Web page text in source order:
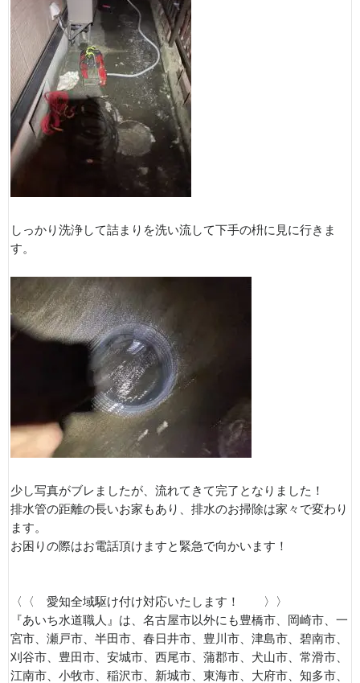
しっかり洗浄して詰まりを洗い流して下手の枡に見に行きま
す。
少し写真がブレましたが、流れてきて完了となりました！
排水管の距離の長いお家もあり、排水のお掃除は家々で変わり
ます。
お困りの際はお電話頂けますと緊急で向かいます！
〈〈 愛知全域駆け付け対応いたします！ 〉〉
『あいち水道職人』は、名古屋市以外にも豊橋市、岡崎市、一
宮市、瀬戸市、半田市、春日井市、豊川市、津島市、碧南市、
刈谷市、豊田市、安城市、西尾市、蒲郡市、犬山市、常滑市、
江南市、小牧市、稲沢市、新城市、東海市、大府市、知多市、